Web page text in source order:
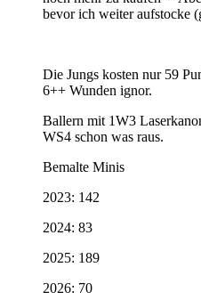
bevor ich weiter aufstocke
Die Jungs kosten nur 59
6++ Wunden ignor.
Ballern mit 1W3
WS4 schon was raus.
Bemalte Minis
2023: 142
2024: 83
2025: 189
2026: 70